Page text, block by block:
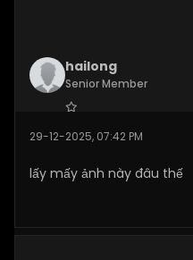
hailong
Senior Member
Posts:271
29-12-2025, 07:42 PM
lấy mấy ảnh này đâu thế